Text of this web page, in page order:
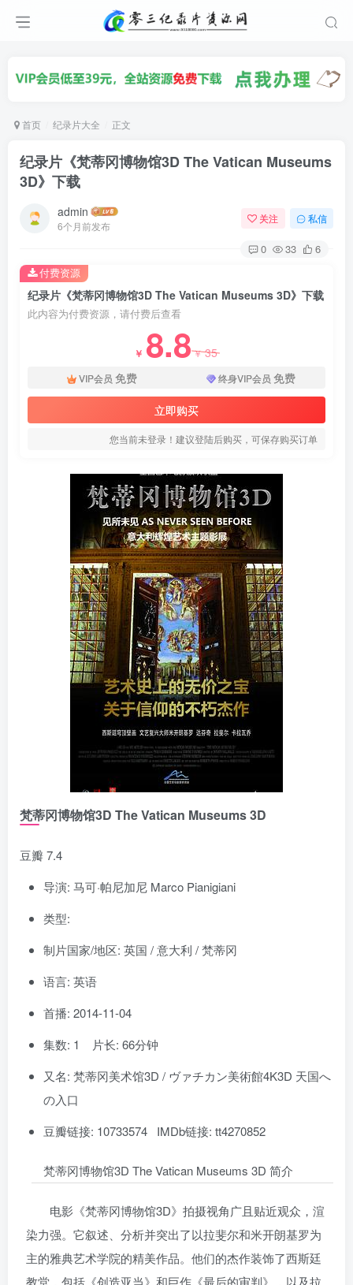
首页 纪录片大全 正文
纪录片《梵蒂冈博物馆3D The Vatican Museums
3D》下载
admin
6个月前发布
关注 私信
0 33 6
纪录片《梵蒂冈博物馆3D The Vatican Museums 3D》下载
此内容为付费资源，请付费后查看
￥ 8.8￥35
VIP会员 免费 终身VIP会员 免费
立即购买
您当前未登录！建议登陆后购买，可保存购买订单
付费资源
梵蒂冈博物馆3D The Vatican Museums 3D
豆瓣 7.4
导演: 马可·帕尼加尼 Marco Pianigiani
类型:
制片国家/地区: 英国 / 意大利 / 梵蒂冈
语言: 英语
首播: 2014-11-04
集数: 1 片长: 66分钟
又名: 梵蒂冈美术馆3D / ヴァチカン美術館4K3D 天国へ
の入口
豆瓣链接: 10733574 IMDb链接: tt4270852
梵蒂冈博物馆3D The Vatican Museums 3D 简介
电影《梵蒂冈博物馆3D》拍摄视角广且贴近观众，渲
染力强。它叙述、分析并突出了以拉斐尔和米开朗基罗为
主的雅典艺术学院的精美作品。他们的杰作装饰了西斯廷
教堂，包括《创造亚当》和巨作《最后的审判》，以及拉